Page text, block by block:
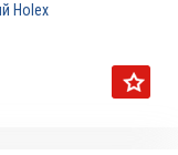
Holex